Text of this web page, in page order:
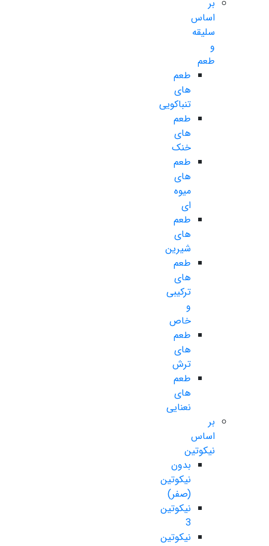
بر
اساس
سلیقه
و
طعم
طعم
های
تنباکویی
طعم
های
خنک
طعم
های
میوه
ای
طعم
های
شیرین
طعم
های
ترکیبی
و
خاص
طعم
های
ترش
طعم
های
نعنایی
بر
اساس
نیکوتین
بدون
نیکوتین
(صفر)
نیکوتین
3
نیکوتین